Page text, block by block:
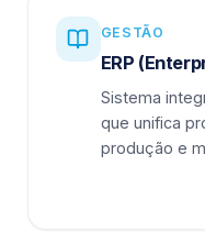
GESTÃO
ERP
Sistema
que unifica
produção e